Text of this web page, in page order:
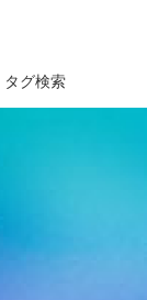
タグ検索